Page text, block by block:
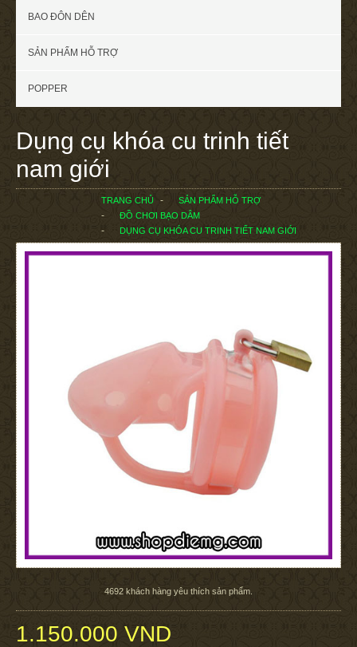
BAO ĐÔN DÊN
SẢN PHẨM HỖ TRỢ
POPPER
Dụng cụ khóa cu trinh tiết
nam giới
TRANG CHỦ
SẢN PHẨM HỖ TRỢ
ĐỒ CHƠI BẠO DÂM
DỤNG CỤ KHÓA CU TRINH TIẾT NAM GIỚI
4692 khách hàng yêu thích sản phẩm.
1.150.000 VND